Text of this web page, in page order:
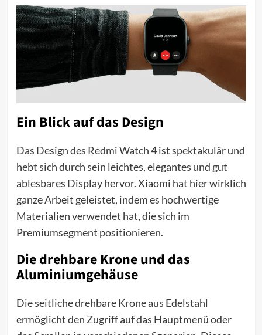
Ein Blick auf das Design
Das Design des Redmi Watch 4 ist spektakulär und
hebt sich durch sein leichtes, elegantes und gut
ablesbares Display hervor. Xiaomi hat hier wirklich
ganze Arbeit geleistet, indem es hochwertige
Materialien verwendet hat, die sich im
Premiumsegment positionieren.
Die drehbare Krone und das
Aluminiumgehäuse
Die seitliche drehbare Krone aus Edelstahl
ermöglicht den Zugriff auf das Hauptmenü oder